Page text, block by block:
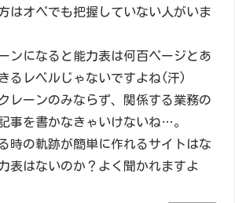
はオペでも把握していない人がいま
ンになると能力表は何百ページとあ
るレベルじゃないですよね(汗)
レーンのみならず、関係する業務の
事を書かなきゃいけないね…。
時の軌跡が簡単に作れるサイトはな
表はないのか？よく聞かれますよ